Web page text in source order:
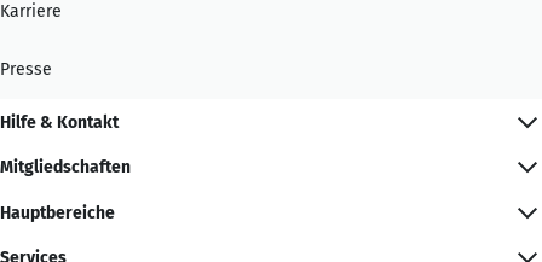
Karriere
Presse
Hilfe & Kontakt
Mitgliedschaften
Hauptbereiche
Services